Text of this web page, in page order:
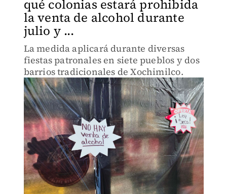
qué colonias estará prohibida
la venta de alcohol durante
julio y ...
La medida aplicará durante diversas
fiestas patronales en siete pueblos y dos
barrios tradicionales de Xochimilco.